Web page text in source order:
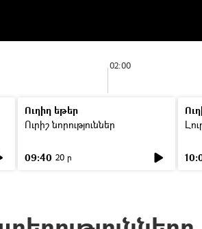
02:00
Ուղիղ եթեր
Ուրիշ նորություններ
09:40 20 ր